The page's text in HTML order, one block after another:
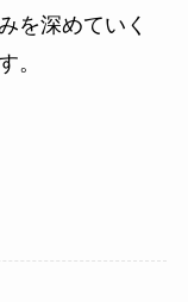
を深めていく
。